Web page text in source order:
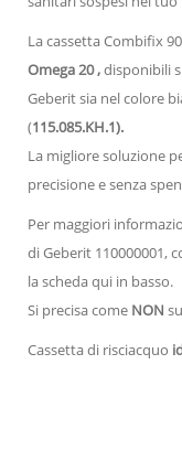
La cassetta Combifix
Omega 20 ,disponibili
Geberit sia nel colore
(115.085.KH.1).
La migliore soluzione
precisione e senza
Per maggiori
di Geberit 110000001,
la scheda qui in basso.
Si precisa come NON
Cassetta di risciacquo